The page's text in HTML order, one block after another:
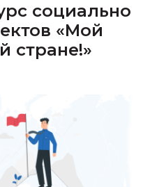
социально
«Мой
стране!»